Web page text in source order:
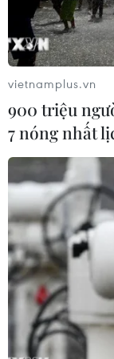
Người dân ở
Hãng tin
(Liên bang
miền Đông
vietnamplus.vn
900 triệu
7 nóng nhất